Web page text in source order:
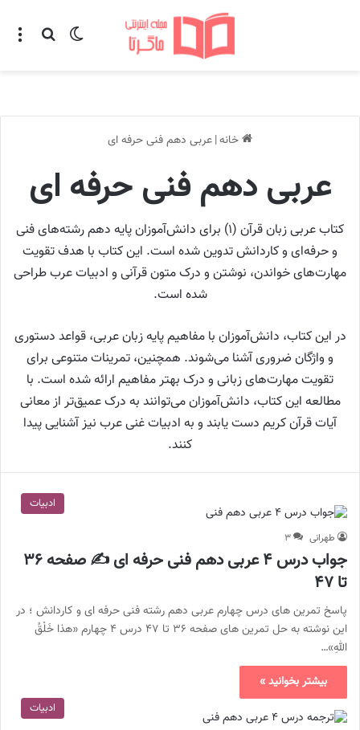
تغییر پوسته
خانه|عربی دهم فنی حرفه ای
عربی دهم فنی حرفه ای
کتاب عربی زبان قرآن (۱) برای دانش‌آموزان پایه دهم رشته‌های فنی
و حرفه‌ای و کاردانش تدوین شده است. این کتاب با هدف تقویت
مهارت‌های خواندن، نوشتن و درک متون قرآنی و ادبیات عرب طراحی
شده است.
در این کتاب، دانش‌آموزان با مفاهیم پایه زبان عربی، قواعد دستوری
و واژگان ضروری آشنا می‌شوند. همچنین، تمرینات متنوعی برای
تقویت مهارت‌های زبانی و درک بهتر مفاهیم ارائه شده است. با
مطالعه این کتاب، دانش‌آموزان می‌توانند به درک عمیق‌تر از معانی
آیات قرآن کریم دست یابند و به ادبیات غنی عرب نیز آشنایی پیدا
کنند.
ادبیات
طهرانی ۳
جواب درس ۴ عربی دهم فنی حرفه ای ✍️ صفحه ۳۶
تا ۴۷
پاسخ تمرین های درس چهارم عربی دهم رشته فنی حرفه ای و کاردانش ؛ در
این نوشته به حل تمرین های صفحه ۳۶ تا ۴۷ درس ۴ چهارم «هذا خَلْقُ
اللهِ»…
بیشتر بخوانید »
ادبیات